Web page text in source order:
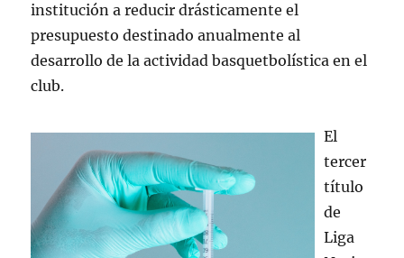
institución a reducir drásticamente el
presupuesto destinado anualmente al
desarrollo de la actividad basquetbolística en el
club.
El
tercer
título
de
Liga